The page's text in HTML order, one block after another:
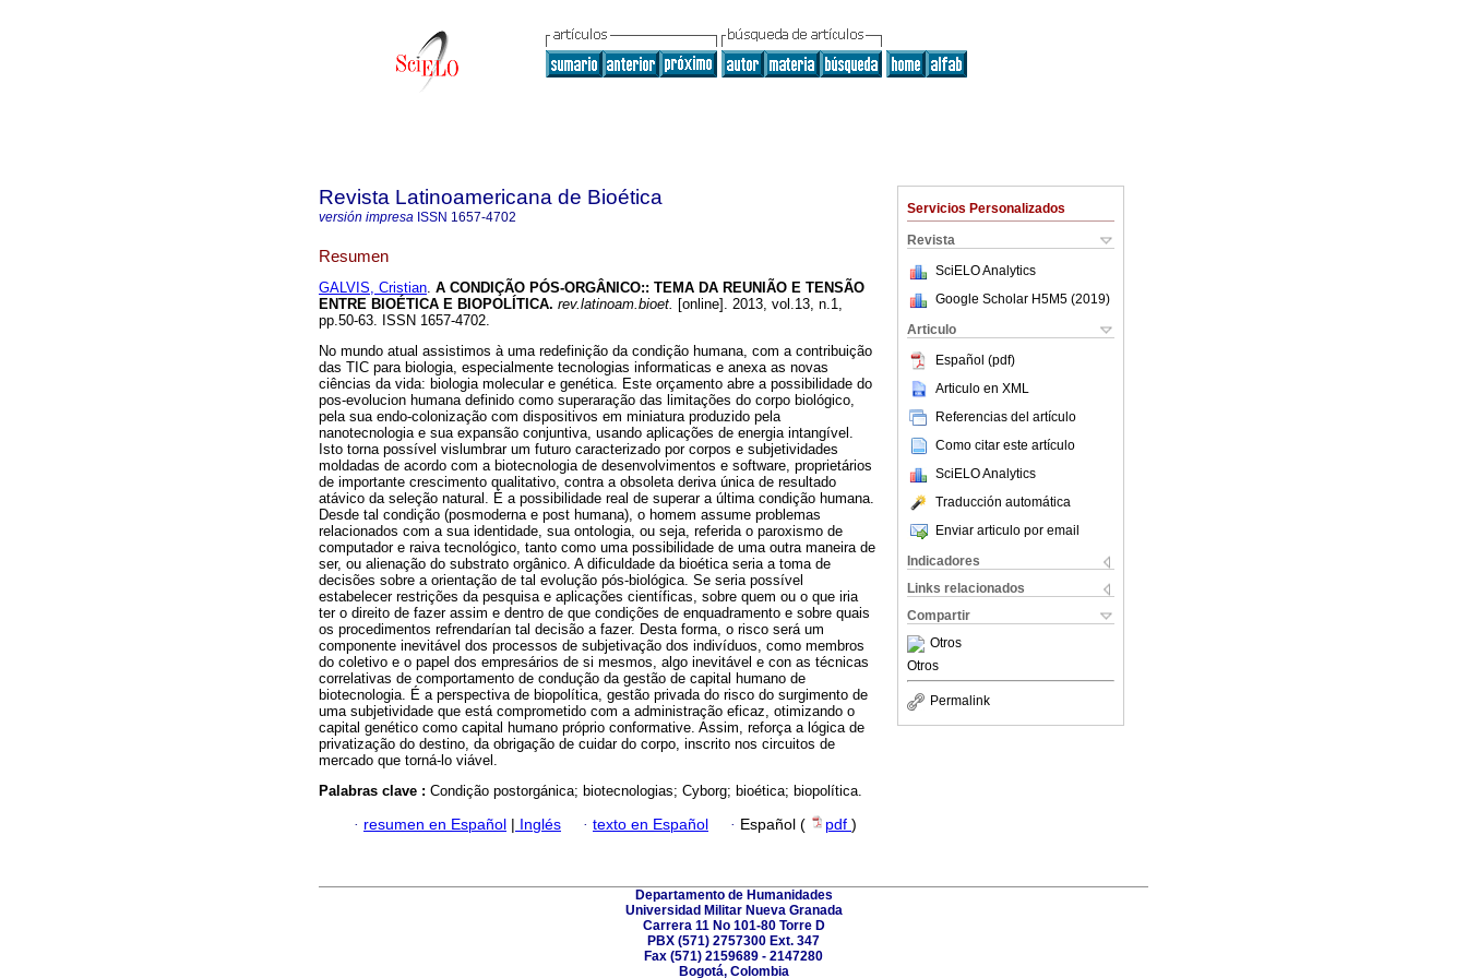
Servicios Personalizados
Revista
SciELO Analytics
Google Scholar H5M5 (2019)
Articulo
Español (pdf)
Articulo en XML
Referencias del artículo
Como citar este artículo
SciELO Analytics
Traducción automática
Enviar articulo por email
Indicadores
Links relacionados
Compartir
Otros
Otros
Permalink
Revista Latinoamericana de Bioética
versión impresa ISSN 1657-4702
Resumen
GALVIS, Cristian. A CONDIÇÃO PÓS-ORGÂNICO:: TEMA DA REUNIÃO E TENSÃO
ENTRE BIOÉTICA E BIOPOLÍTICA. rev.latinoam.bioet. [online]. 2013, vol.13, n.1,
pp.50-63. ISSN 1657-4702.
No mundo atual assistimos à uma redefinição da condição humana, com a contribuição
das TIC para biologia, especialmente tecnologias informaticas e anexa as novas
ciências da vida: biologia molecular e genética. Este orçamento abre a possibilidade do
pos-evolucion humana definido como superaração das limitações do corpo biológico,
pela sua endo-colonização com dispositivos em miniatura produzido pela
nanotecnologia e sua expansão conjuntiva, usando aplicações de energia intangível.
Isto torna possível vislumbrar um futuro caracterizado por corpos e subjetividades
moldadas de acordo com a biotecnologia de desenvolvimentos e software, proprietários
de importante crescimento qualitativo, contra a obsoleta deriva única de resultado
atávico da seleção natural. É a possibilidade real de superar a última condição humana.
Desde tal condição (posmoderna e post humana), o homem assume problemas
relacionados com a sua identidade, sua ontologia, ou seja, referida o paroxismo de
computador e raiva tecnológico, tanto como uma possibilidade de uma outra maneira de
ser, ou alienação do substrato orgânico. A dificuldade da bioética seria a toma de
decisões sobre a orientação de tal evolução pós-biológica. Se seria possível
estabelecer restrições da pesquisa e aplicações científicas, sobre quem ou o que iria
ter o direito de fazer assim e dentro de que condições de enquadramento e sobre quais
os procedimentos refrendarían tal decisão a fazer. Desta forma, o risco será um
componente inevitável dos processos de subjetivação dos indivíduos, como membros
do coletivo e o papel dos empresários de si mesmos, algo inevitável e con as técnicas
correlativas de comportamento de condução da gestão de capital humano de
biotecnologia. É a perspectiva de biopolítica, gestão privada do risco do surgimento de
uma subjetividade que está comprometido com a administração eficaz, otimizando o
capital genético como capital humano próprio conformative. Assim, reforça a lógica de
privatização do destino, da obrigação de cuidar do corpo, inscrito nos circuitos de
mercado que torná-lo viável.
Palabras clave : Condição postorgánica; biotecnologias; Cyborg; bioética; biopolítica.
· resumen en Español | Inglés · texto en Español · Español ( pdf )
Departamento de Humanidades
Universidad Militar Nueva Granada
Carrera 11 No 101-80 Torre D
PBX (571) 2757300 Ext. 347
Fax (571) 2159689 - 2147280
Bogotá, Colombia